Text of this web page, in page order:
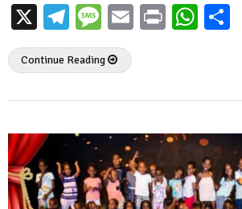
X Telegram
Message
EmailPrint
Continue Reading